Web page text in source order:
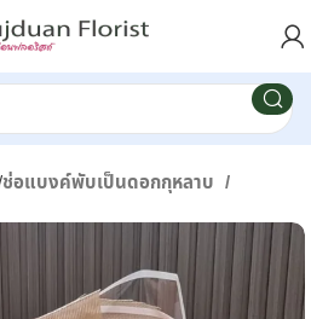
ช่อแบงค์พับเป็นดอกกุหลาบ